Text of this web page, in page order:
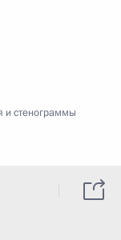
и стенограммы